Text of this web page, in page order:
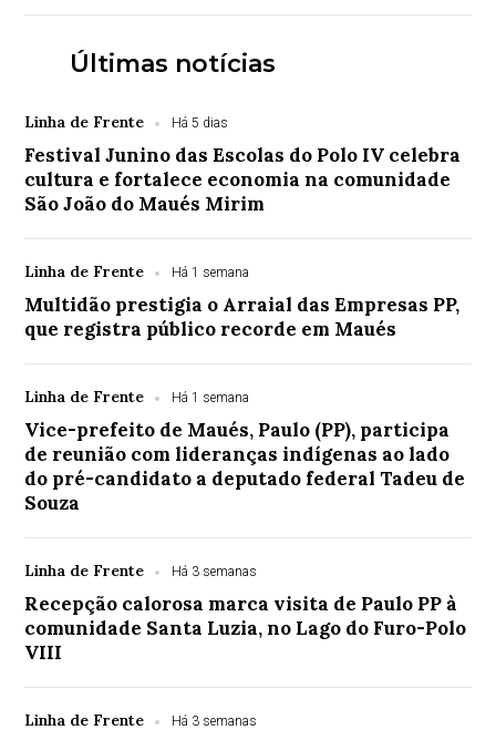
Últimas notícias
Linha de Frente Há 5 dias
Festival Junino das Escolas do Polo IV celebra
cultura e fortalece economia na comunidade
São João do Maués Mirim
Linha de Frente Há 1 semana
Multidão prestigia o Arraial das Empresas PP,
que registra público recorde em Maués
Linha de Frente Há 1 semana
Vice-prefeito de Maués, Paulo (PP), participa
de reunião com lideranças indígenas ao lado
do pré-candidato a deputado federal Tadeu de
Souza
Linha de Frente Há 3 semanas
Recepção calorosa marca visita de Paulo PP à
comunidade Santa Luzia, no Lago do Furo-Polo
VIII
Linha de Frente Há 3 semanas